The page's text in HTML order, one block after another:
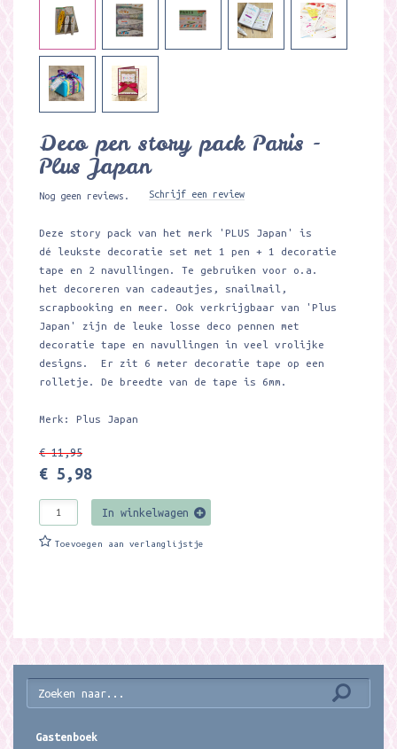
Deco pen story pack Paris -
Plus Japan
Nog geen reviews. Schrijf een review
Deze story pack van het merk 'PLUS Japan' is
dé leukste decoratie set met 1 pen + 1 decoratie
tape en 2 navullingen. Te gebruiken voor o.a.
het decoreren van cadeautjes, snailmail,
scrapbooking en meer. Ook verkrijgbaar van 'Plus
Japan' zijn de leuke losse deco pennen met
decoratie tape en navullingen in veel vrolijke
designs. Er zit 6 meter decoratie tape op een
rolletje. De breedte van de tape is 6mm.
Merk: Plus Japan
€ 11,95
€ 5,98
In winkelwagen
Toevoegen aan verlanglijstje
Gastenboek